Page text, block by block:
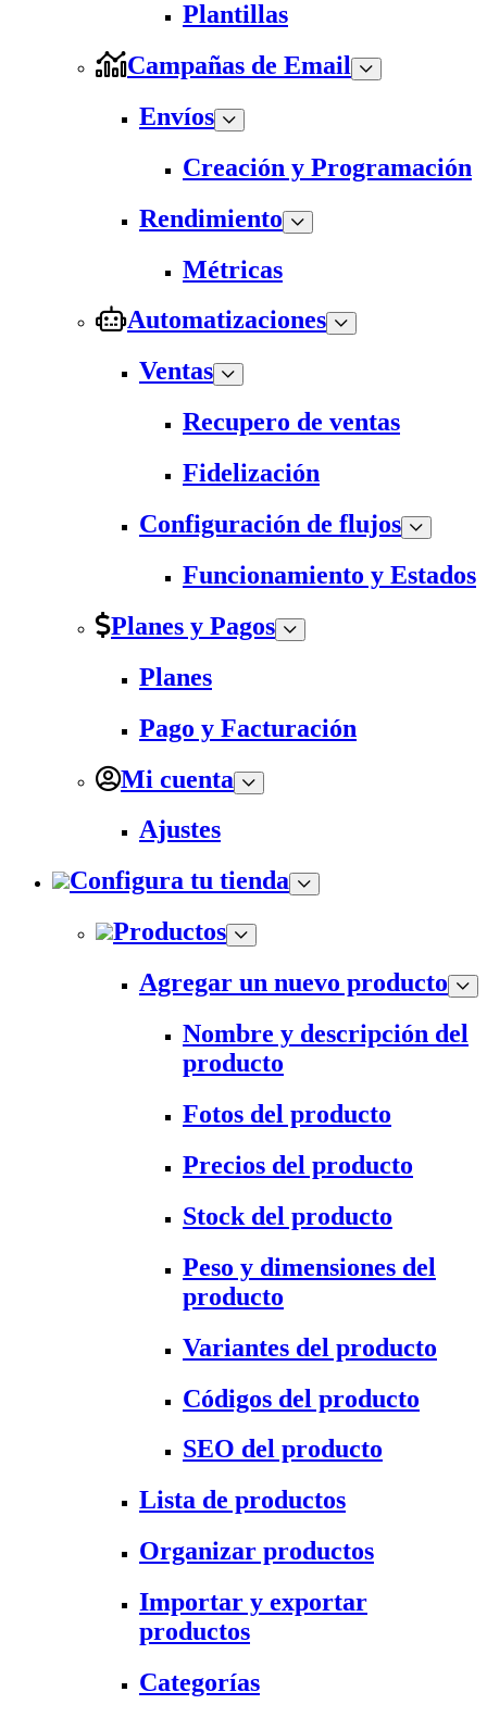
Plantillas
Campañas de Email
Envíos
Creación y Programación
Rendimiento
Métricas
Automatizaciones
Ventas
Recupero de ventas
Fidelización
Configuración de flujos
Funcionamiento y Estados
Planes y Pagos
Planes
Pago y Facturación
Mi cuenta
Ajustes
Configura tu tienda
Productos
Agregar un nuevo producto
Nombre y descripción del
producto
Fotos del producto
Precios del producto
Stock del producto
Peso y dimensiones del
producto
Variantes del producto
Códigos del producto
SEO del producto
Lista de productos
Organizar productos
Importar y exportar
productos
Categorías